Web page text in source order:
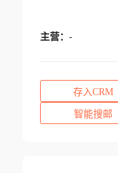
主营： -
存入CRM
智能搜邮